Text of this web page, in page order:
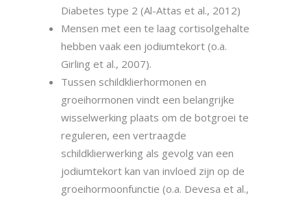
Diabetes type 2 (Al-Attas et al., 2012)
Mensen met een te laag cortisolgehalte
hebben vaak een jodiumtekort (o.a.
Girling et al., 2007).
Tussen schildklierhormonen en
groeihormonen vindt een belangrijke
wisselwerking plaats om de botgroei te
reguleren, een vertraagde
schildklierwerking als gevolg van een
jodiumtekort kan van invloed zijn op de
groeihormoonfunctie (o.a. Devesa et al.,